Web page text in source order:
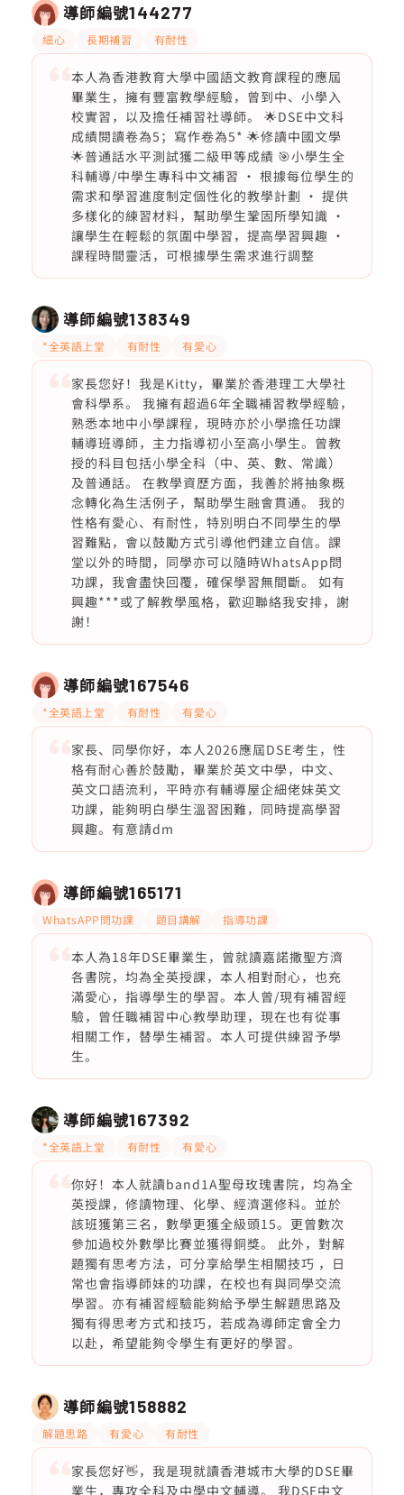
導師編號144277
細心 長期補習 有耐性
本人為香港教育大學中國語文教育課程的應屆
畢業生，擁有豐富教學經驗，曾到中、小學入
校實習，以及擔任補習社導師。 🌟DSE中文科
成績閱讀卷為5；寫作卷為5* 🌟修讀中國文學
🌟普通話水平測試獲二級甲等成績 🎯小學生全
科輔導/中學生專科中文補習 · 根據每位學生的
需求和學習進度制定個性化的教學計劃 · 提供
多樣化的練習材料，幫助學生鞏固所學知識 ·
讓學生在輕鬆的氛圍中學習，提高學習興趣 ·
課程時間靈活，可根據學生需求進行調整
導師編號138349
*全英語上堂 有耐性 有愛心
家長您好！我是Kitty，畢業於香港理工大學社
會科學系。 我擁有超過6年全職補習教學經驗，
熟悉本地中小學課程，現時亦於小學擔任功課
輔導班導師，主力指導初小至高小學生。曾教
授的科目包括小學全科（中、英、數、常識）
及普通話。 在教學資歷方面，我善於將抽象概
念轉化為生活例子，幫助學生融會貫通。 我的
性格有愛心、有耐性，特別明白不同學生的學
習難點，會以鼓勵方式引導他們建立自信。課
堂以外的時間，同學亦可以隨時WhatsApp問
功課，我會盡快回覆，確保學習無間斷。 如有
興趣***或了解教學風格，歡迎聯絡我安排，謝
謝！
導師編號167546
*全英語上堂 有耐性 有愛心
家長、同學你好，本人2026應屆DSE考生，性
格有耐心善於鼓勵，畢業於英文中學，中文、
英文口語流利，平時亦有輔導屋企細佬妹英文
功課，能夠明白學生溫習困難，同時提高學習
興趣。有意請dm
導師編號165171
WhatsAPP問功課 題目講解 指導功課
本人為18年DSE畢業生，曾就讀嘉諾撒聖方濟
各書院，均為全英授課，本人相對耐心，也充
滿愛心，指導學生的學習。本人曾/現有補習經
驗，曾任職補習中心教學助理，現在也有從事
相關工作，替學生補習。本人可提供練習予學
生。
導師編號167392
*全英語上堂 有耐性 有愛心
你好！本人就讀band1A聖母玫瑰書院，均為全
英授課，修讀物理、化學、經濟選修科。並於
該班獲第三名，數學更獲全級頭15。更曾數次
參加過校外數學比賽並獲得銅獎。 此外，對解
題獨有思考方法，可分享給學生相關技巧 ，日
常也會指導師妹的功課，在校也有與同學交流
學習。亦有補習經驗能夠給予學生解題思路及
獨有得思考方式和技巧，若成為導師定會全力
以赴，希望能夠令學生有更好的學習。
導師編號158882
解題思路 有愛心 有耐性
家長您好👋，我是現就讀香港城市大學的DSE畢
業生，專攻全科及中學中文輔導。 我DSE中文